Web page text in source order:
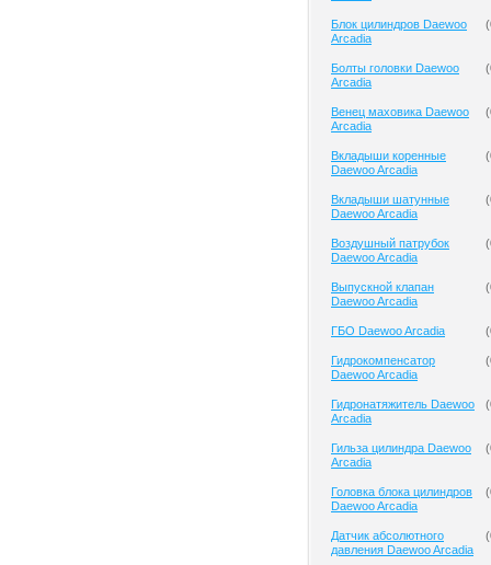
Блок цилиндров Daewoo
Arcadia
(
Болты головки Daewoo
Arcadia
(
Венец маховика Daewoo
Arcadia
(
Вкладыши коренные
Daewoo Arcadia
(
Вкладыши шатунные
Daewoo Arcadia
(
Воздушный патрубок
Daewoo Arcadia
(
Выпускной клапан
Daewoo Arcadia
(
ГБО Daewoo Arcadia (
Гидрокомпенсатор
Daewoo Arcadia
(
Гидронатяжитель Daewoo
Arcadia
(
Гильза цилиндра Daewoo
Arcadia
(
Головка блока цилиндров
Daewoo Arcadia
(
Датчик абсолютного
давления Daewoo Arcadia
(